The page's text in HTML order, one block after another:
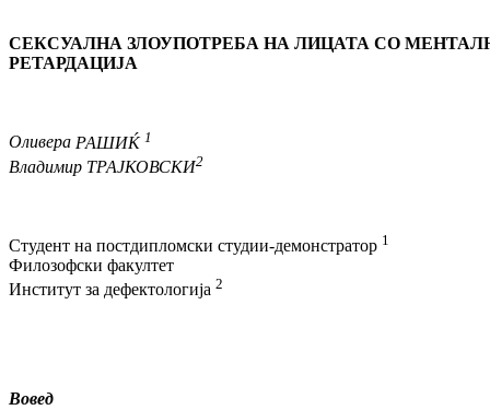
СЕКСУАЛНА ЗЛОУПОТРЕБА НА ЛИЦАТА СО
РЕТАРДАЦИЈА
Оливера РАШИЌ 1
Владимир ТРАЈКОВСКИ2
Студент на постдипломски студии-демонстратор 1
Филозофски факултет
Институт за дефектологија 2
Вовед